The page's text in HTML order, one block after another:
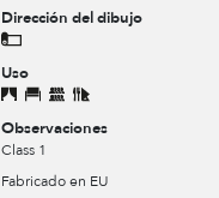
Dirección del dibujo
Uso
Observaciones
Class 1
Fabricado en EU